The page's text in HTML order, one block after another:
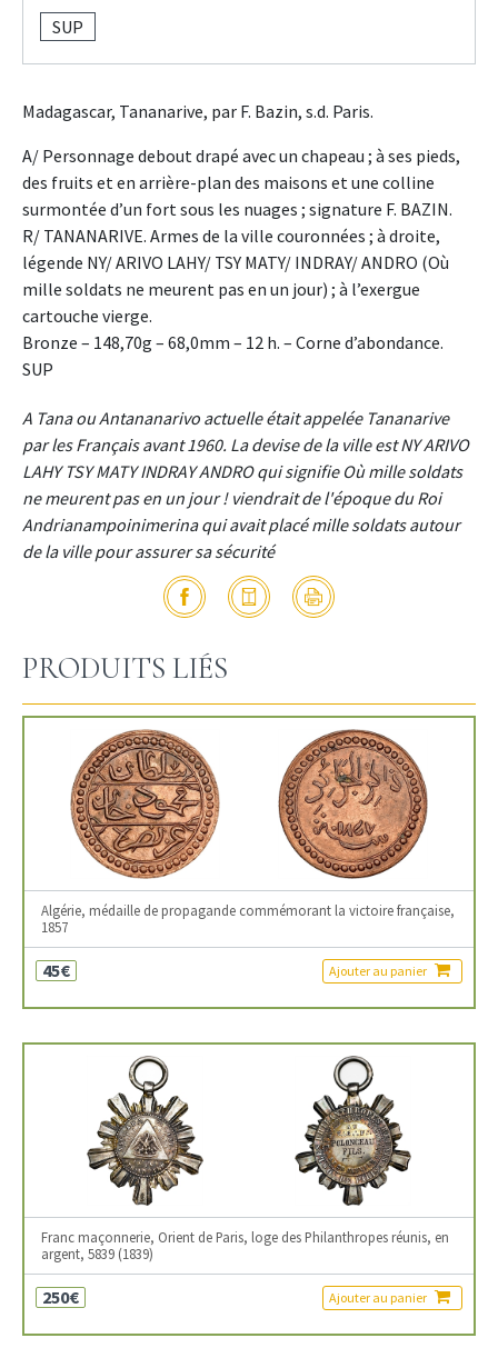
SUP
Madagascar, Tananarive, par F. Bazin, s.d. Paris.
A/ Personnage debout drapé avec un chapeau ; à ses pieds,
des fruits et en arrière-plan des maisons et une colline
surmontée d’un fort sous les nuages ; signature F. BAZIN.
R/ TANANARIVE. Armes de la ville couronnées ; à droite,
légende NY/ ARIVO LAHY/ TSY MATY/ INDRAY/ ANDRO (Où
mille soldats ne meurent pas en un jour) ; à l’exergue
cartouche vierge.
Bronze – 148,70g – 68,0mm – 12 h. – Corne d’abondance.
SUP
A Tana ou Antananarivo actuelle était appelée Tananarive
par les Français avant 1960. La devise de la ville est NY ARIVO
LAHY TSY MATY INDRAY ANDRO qui signifie Où mille soldats
ne meurent pas en un jour ! viendrait de l'époque du Roi
Andrianampoinimerina qui avait placé mille soldats autour
de la ville pour assurer sa sécurité
PRODUITS LIÉS
Algérie, médaille de propagande commémorant la victoire française,
1857
45€ Ajouter au panier
Franc maçonnerie, Orient de Paris, loge des Philanthropes réunis, en
argent, 5839 (1839)
250€ Ajouter au panier